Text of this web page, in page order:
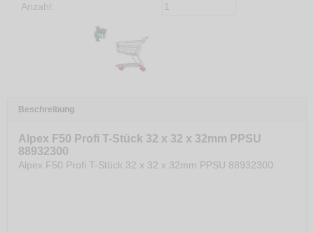
Anzahl:
Beschreibung
Alpex F50 Profi T-Stück 32 x 32 x 32mm PPSU
88932300
Alpex F50 Profi T-Stück 32 x 32 x 32mm PPSU 88932300